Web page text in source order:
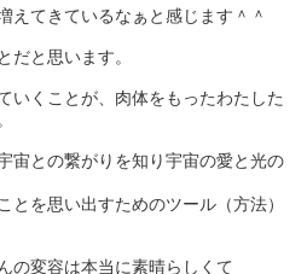
えてきているなぁと感じます＾＾
だと思います。
いくことが、肉体をもったわたした
宙との繋がりを知り宇宙の愛と光の
とを思い出すためのツール（方法）
の変容は本当に素晴らしくて